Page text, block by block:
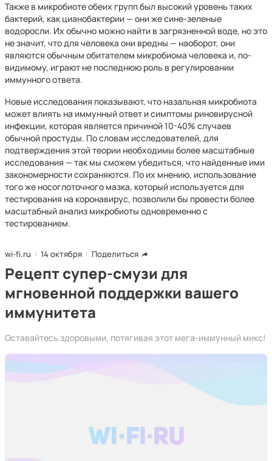
Также в микробиоте обеих групп был высокий уровень таких
бактерий, как цианобактерии — они же сине-зеленые
водоросли. Их обычно можно найти в загрязненной воде, но это
не значит, что для человека они вредны — наоборот, они
являются обычным обитателем микробиома человека и, по-
видимому, играют не последнюю роль в регулировании
иммунного ответа.
Новые исследования показывают, что назальная микробиота
может влиять на иммунный ответ и симптомы риновирусной
инфекции, которая является причиной 10-40% случаев
обычной простуды. По словам исследователей, для
подтверждения этой теории необходимы более масштабные
исследования — так мы сможем убедиться, что найденные ими
закономерности сохраняются. По их мнению, использование
того же носоглоточного мазка, который используется для
тестирования на коронавирус, позволили бы провести более
масштабный анализ микробиоты одновременно с
тестированием.
wi-fi.ru 14 октября Поделиться
Рецепт супер-смузи для
мгновенной поддержки вашего
иммунитета
Оставайтесь здоровыми, потягивая этот мега-иммунный микс!